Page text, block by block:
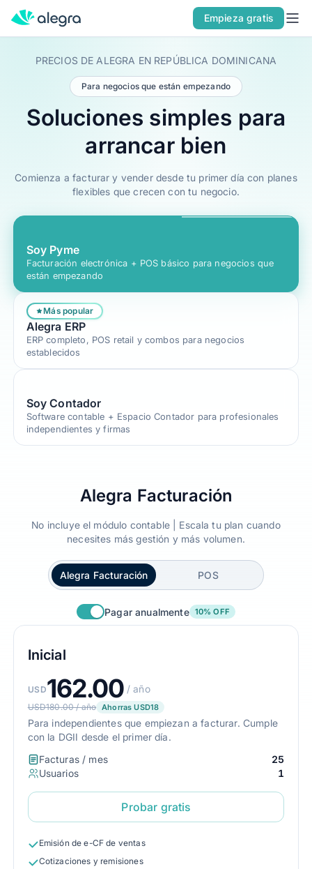
Empieza gratis
Inicio
POR TIPO DE EMPRESA
Soy Contador
POR PRODUCTO
Facturación Electrónica
ERP
POS
Nómina
LO NUEVO DE ALEGRA
Conoce Alegra MCP
Planes
Ingresa
PRECIOS DE ALEGRA EN REPÚBLICA DOMINICANA
Para negocios que están empezando
Soluciones simples para
arrancar bien
Comienza a facturar y vender desde tu primer día con planes
flexibles que crecen con tu negocio.
Soy Pyme
Facturación electrónica + POS básico para negocios que
están empezando
Más popular
Alegra ERP
ERP completo, POS retail y combos para negocios
establecidos
Soy Contador
Software contable + Espacio Contador para profesionales
independientes y firmas
Alegra Facturación
No incluye el módulo contable | Escala tu plan cuando
necesites más gestión y más volumen.
Alegra Facturación POS
Pagar anualmente 10% OFF
Inicial
USD162.00 / año
USD180.00 / año Ahorras USD18
Para independientes que empiezan a facturar. Cumple
con la DGII desde el primer día.
Facturas / mes
25
Usuarios
1
Probar gratis
Emisión de e-CF de ventas
Cotizaciones y remisiones